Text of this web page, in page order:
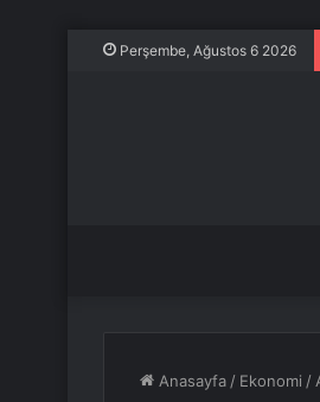
Perşembe, Ağustos 6 2026
Anasayfa / Ekonomi /